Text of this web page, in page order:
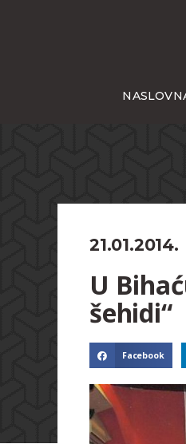
21.01.2014.
U
šehidi“
Facebook